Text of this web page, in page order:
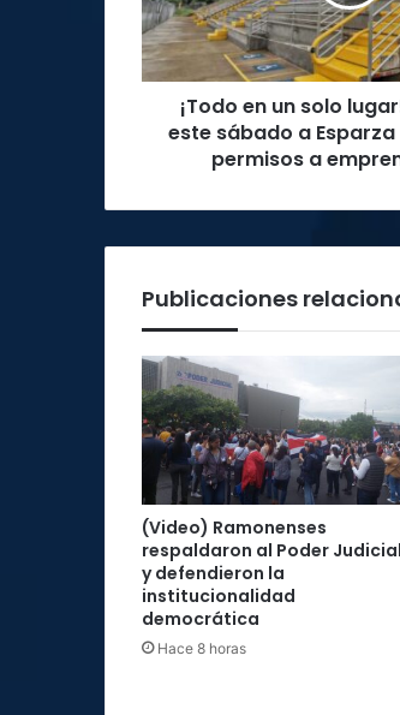
llega
este
sábado
Esparza
permisos
¡Todo en un solo
este sábado a
permisos a
Publicaciones
(Video) Ramonenses
respaldaron al Poder Judicial
y defendieron la
institucionalidad
democrática
Hace 8 horas